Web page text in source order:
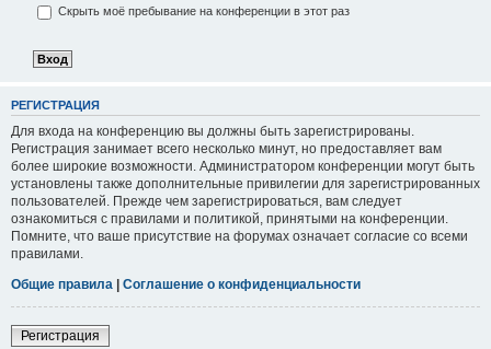
Скрыть моё пребывание на конференции в этот раз
РЕГИСТРАЦИЯ
Для входа на конференцию вы должны быть зарегистрированы.
Регистрация занимает всего несколько минут, но предоставляет вам
более широкие возможности. Администратором конференции могут быть
установлены также дополнительные привилегии для зарегистрированных
пользователей. Прежде чем зарегистрироваться, вам следует
ознакомиться с правилами и политикой, принятыми на конференции.
Помните, что ваше присутствие на форумах означает согласие со всеми
правилами.
Общие правила | Соглашение о конфиденциальности
Регистрация